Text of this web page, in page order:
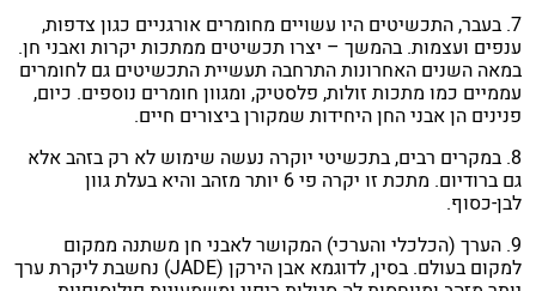
7. בעבר, התכשיטים היו עשויים מחומרים אורגניים כגון צדפות,
ענפים ועצמות. בהמשך – יצרו תכשיטים ממתכות יקרות ואבני חן.
במאה השנים האחרונות התרחבה תעשיית התכשיטים גם לחומרים
עממיים כמו מתכות זולות, פלסטיק, ומגוון חומרים נוספים. כיום,
פנינים הן אבני החן היחידות שמקורן ביצורים חיים.
8. במקרים רבים, בתכשיטי יוקרה נעשה שימוש לא רק בזהב אלא
גם ברודיום. מתכת זו יקרה פי 6 יותר מזהב והיא בעלת גוון
לבן-כסוף.
9. הערך (הכלכלי והערכי) המקושר לאבני חן משתנה ממקום
למקום בעולם. בסין, לדוגמא אבן הירקן (JADE) נחשבת ליקרת ערך